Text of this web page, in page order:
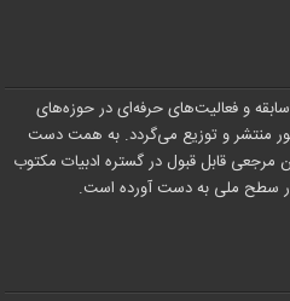
معماری و ساختمان 20 سال سابقه و فعالیت‌های حرفه‌ای در حوزه‌های
منتشر و توزیع می‌گردد. به همت دست
مرجعی قابل قبول در گستره ادبیات مکتوب
در سطح ملی به دست آورده است.